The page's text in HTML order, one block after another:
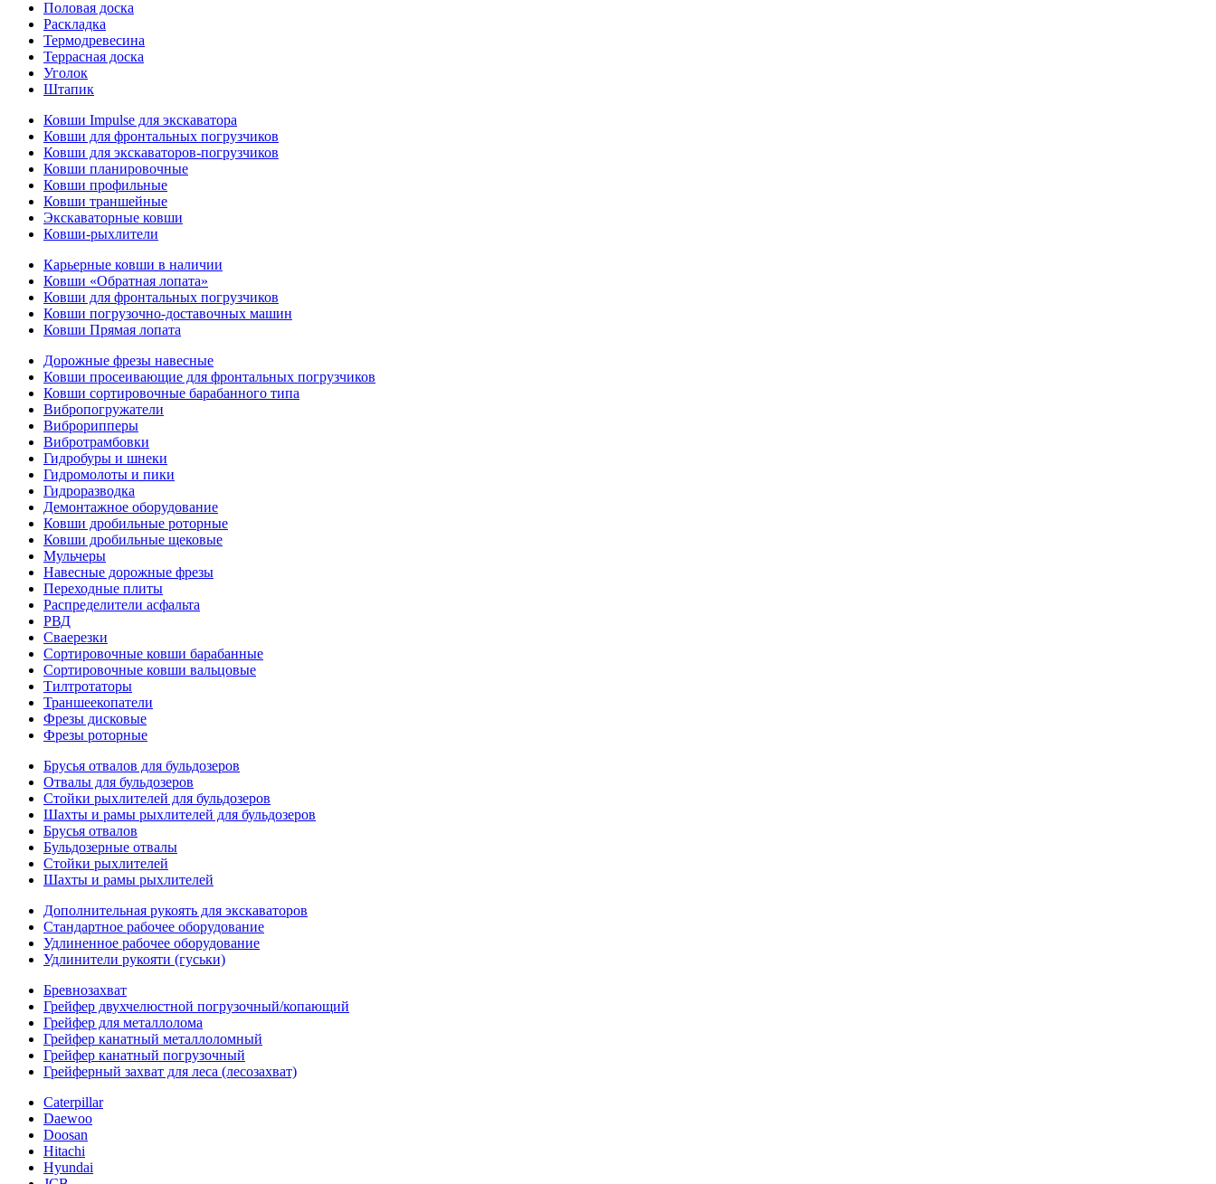
Половая доска
Раскладка
Термодревесина
Террасная доска
Уголок
Штапик
Ковши Impulse для экскаватора
Ковши для фронтальных погрузчиков
Ковши для экскаваторов-погрузчиков
Ковши планировочные
Ковши профильные
Ковши траншейные
Экскаваторные ковши
Ковши-рыхлители
Карьерные ковши в наличии
Ковши «Обратная лопата»
Ковши для фронтальных погрузчиков
Ковши погрузочно-доставочных машин
Ковши Прямая лопата
Дорожные фрезы навесные
Ковши просеивающие для фронтальных погрузчиков
Ковши сортировочные барабанного типа
Вибропогружатели
Виброрипперы
Вибротрамбовки
Гидробуры и шнеки
Гидромолоты и пики
Гидроразводка
Демонтажное оборудование
Ковши дробильные роторные
Ковши дробильные щековые
Мульчеры
Навесные дорожные фрезы
Переходные плиты
Распределители асфальта
РВД
Сваерезки
Сортировочные ковши барабанные
Сортировочные ковши вальцовые
Тилтротаторы
Траншеекопатели
Фрезы дисковые
Фрезы роторные
Брусья отвалов для бульдозеров
Отвалы для бульдозеров
Стойки рыхлителей для бульдозеров
Шахты и рамы рыхлителей для бульдозеров
Брусья отвалов
Бульдозерные отвалы
Стойки рыхлителей
Шахты и рамы рыхлителей
Дополнительная рукоять для экскаваторов
Стандартное рабочее оборудование
Удлиненное рабочее оборудование
Удлинители рукояти (гуськи)
Бревнозахват
Грейфер двухчелюстной погрузочный/копающий
Грейфер для металлолома
Грейфер канатный металлоломный
Грейфер канатный погрузочный
Грейферный захват для леса (лесозахват)
Caterpillar
Daewoo
Doosan
Hitachi
Hyundai